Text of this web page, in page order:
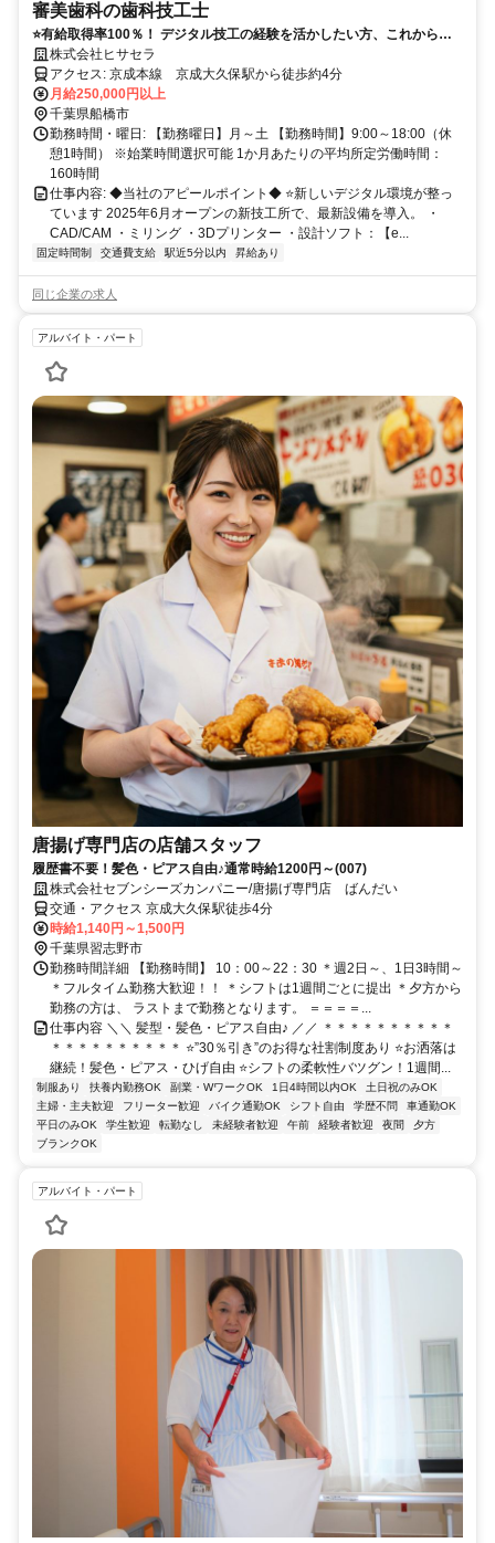
審美歯科の歯科技工士
⭐有給取得率100％！ デジタル技工の経験を活かしたい方、これから伸
ばしたい方の両方に応えられる環境です！⭐
株式会社ヒサセラ
アクセス: 京成本線 京成大久保駅から徒歩約4分
月給250,000円以上
千葉県船橋市
勤務時間・曜日: 【勤務曜日】月～土 【勤務時間】9:00～18:00（休
憩1時間） ※始業時間選択可能 1か月あたりの平均所定労働時間：
160時間
仕事内容: ◆当社のアピールポイント◆ ⭐新しいデジタル環境が整っ
ています 2025年6月オープンの新技工所で、最新設備を導入。 ・
CAD/CAM ・ミリング ・3Dプリンター ・設計ソフト：【e...
固定時間制 交通費支給 駅近5分以内 昇給あり
同じ企業の求人
アルバイト・パート
唐揚げ専門店の店舗スタッフ
履歴書不要！髪色・ピアス自由♪通常時給1200円～(007)
株式会社セブンシーズカンパニー/唐揚げ専門店 ばんだい
交通・アクセス 京成大久保駅徒歩4分
時給1,140円～1,500円
千葉県習志野市
勤務時間詳細 【勤務時間】 10：00～22：30 ＊週2日～、1日3時間～
＊フルタイム勤務大歓迎！！ ＊シフトは1週間ごとに提出 ＊夕方から
勤務の方は、 ラストまで勤務となります。 ＝＝＝＝...
仕事内容 ＼＼ 髪型・髪色・ピアス自由♪ ／／ ＊＊＊＊＊＊＊＊＊＊
＊＊＊＊＊＊＊＊＊＊ ⭐”30％引き”のお得な社割制度あり ⭐お洒落は
継続！髪色・ピアス・ひげ自由 ⭐シフトの柔軟性バツグン！1週間...
制服あり 扶養内勤務OK 副業・WワークOK 1日4時間以内OK
土日祝のみOK
主婦・主夫歓迎
フリーター歓迎 バイク通勤OK シフト自由 学歴不問
車通勤OK
平日のみOK
学生歓迎 転勤なし 未経験者歓迎 午前 経験者歓迎 夜間
夕方
ブランクOK
アルバイト・パート